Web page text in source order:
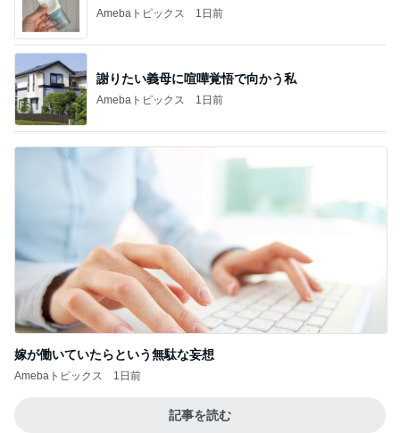
Amebaトピックス 1日前
謝りたい義母に喧嘩覚悟で向かう私
Amebaトピックス 1日前
嫁が働いていたらという無駄な妄想
Amebaトピックス 1日前
記事を読む